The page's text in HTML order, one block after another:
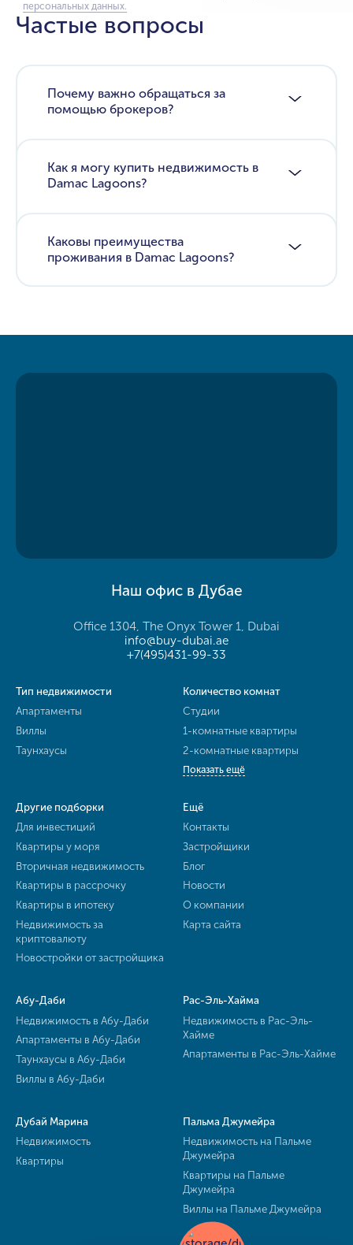
персональных данных.
Частые вопросы
Почему важно обращаться за
помощью брокеров?
Как я могу купить недвижимость в
Damac Lagoons?
Каковы преимущества
проживания в Damac Lagoons?
Наш офис в Дубае
Office 1304, The Onyx Tower 1, Dubai
info@buy-dubai.ae
+7(495)431-99-33
Тип недвижимости
Апартаменты
Виллы
Таунхаусы
Количество комнат
Студии
1-комнатные квартиры
2-комнатные квартиры
Показать ещё
Другие подборки
Для инвестиций
Квартиры у моря
Вторичная недвижимость
Квартиры в рассрочку
Квартиры в ипотеку
Недвижимость за
криптовалюту
Новостройки от застройщика
Ещё
Контакты
Застройщики
Блог
Новости
О компании
Карта сайта
Абу-Даби
Недвижимость в Абу-Даби
Апартаменты в Абу-Даби
Таунхаусы в Абу-Даби
Виллы в Абу-Даби
Рас-Эль-Хайма
Недвижимость в Рас-Эль-
Хайме
Апартаменты в Рас-Эль-Хайме
Дубай Марина
Недвижимость
Квартиры
Пальма Джумейра
Недвижимость на Пальме
Джумейра
Квартиры на Пальме
Джумейра
Виллы на Пальме Джумейра